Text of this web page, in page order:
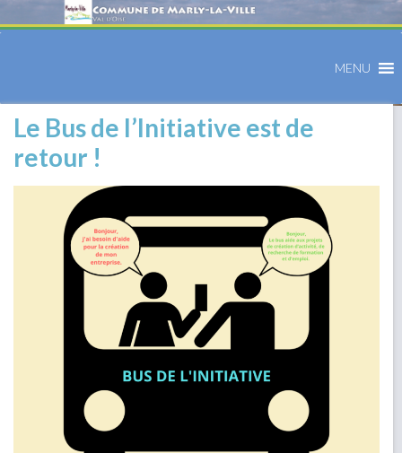
MENU
Le Bus de l’Initiative est de
retour !